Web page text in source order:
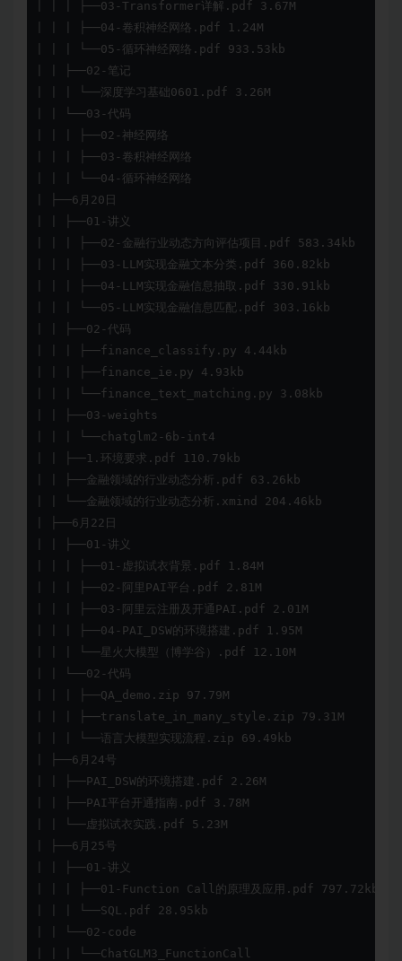
| | | ├──03-Transformer详解.pdf 3.67M
| | | ├──04-卷积神经网络.pdf 1.24M
| | | └──05-循环神经网络.pdf 933.53kb
| | ├──02-笔记
| | | └──深度学习基础0601.pdf 3.26M
| | └──03-代码
| | | ├──02-神经网络
| | | ├──03-卷积神经网络
| | | └──04-循环神经网络
| ├──6月20日
| | ├──01-讲义
| | | ├──02-金融行业动态方向评估项目.pdf 583.34kb
| | | ├──03-LLM实现金融文本分类.pdf 360.82kb
| | | ├──04-LLM实现金融信息抽取.pdf 330.91kb
| | | └──05-LLM实现金融信息匹配.pdf 303.16kb
| | ├──02-代码
| | | ├──finance_classify.py 4.44kb
| | | ├──finance_ie.py 4.93kb
| | | └──finance_text_matching.py 3.08kb
| | ├──03-weights
| | | └──chatglm2-6b-int4
| | ├──1.环境要求.pdf 110.79kb
| | ├──金融领域的行业动态分析.pdf 63.26kb
| | └──金融领域的行业动态分析.xmind 204.46kb
| ├──6月22日
| | ├──01-讲义
| | | ├──01-虚拟试衣背景.pdf 1.84M
| | | ├──02-阿里PAI平台.pdf 2.81M
| | | ├──03-阿里云注册及开通PAI.pdf 2.01M
| | | ├──04-PAI_DSW的环境搭建.pdf 1.95M
| | | └──星火大模型（博学谷）.pdf 12.10M
| | └──02-代码
| | | ├──QA_demo.zip 97.79M
| | | ├──translate_in_many_style.zip 79.31M
| | | └──语言大模型实现流程.zip 69.49kb
| ├──6月24号
| | ├──PAI_DSW的环境搭建.pdf 2.26M
| | ├──PAI平台开通指南.pdf 3.78M
| | └──虚拟试衣实践.pdf 5.23M
| ├──6月25号
| | ├──01-讲义
| | | ├──01-Function Call的原理及应用.pdf 797.72kb
| | | └──SQL.pdf 28.95kb
| | └──02-code
| | | └──ChatGLM3_FunctionCall